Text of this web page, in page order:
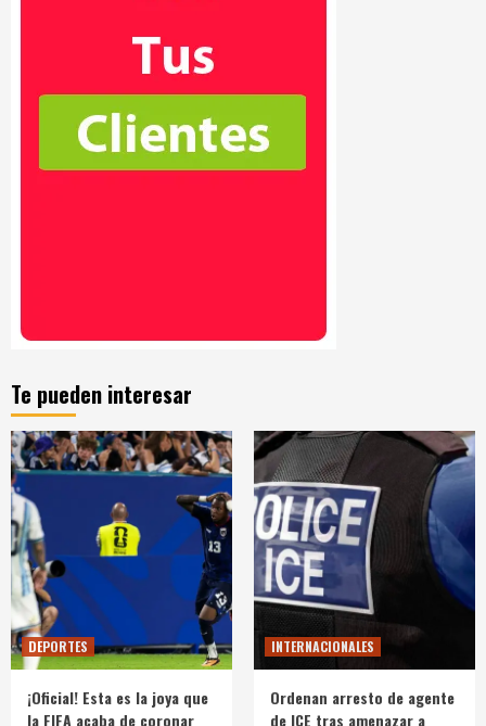
Te pueden interesar
DEPORTES
¡Oficial! Esta es la joya que
la FIFA acaba de coronar
INTERNACIONALES
Ordenan arresto de agente
de ICE tras amenazar a